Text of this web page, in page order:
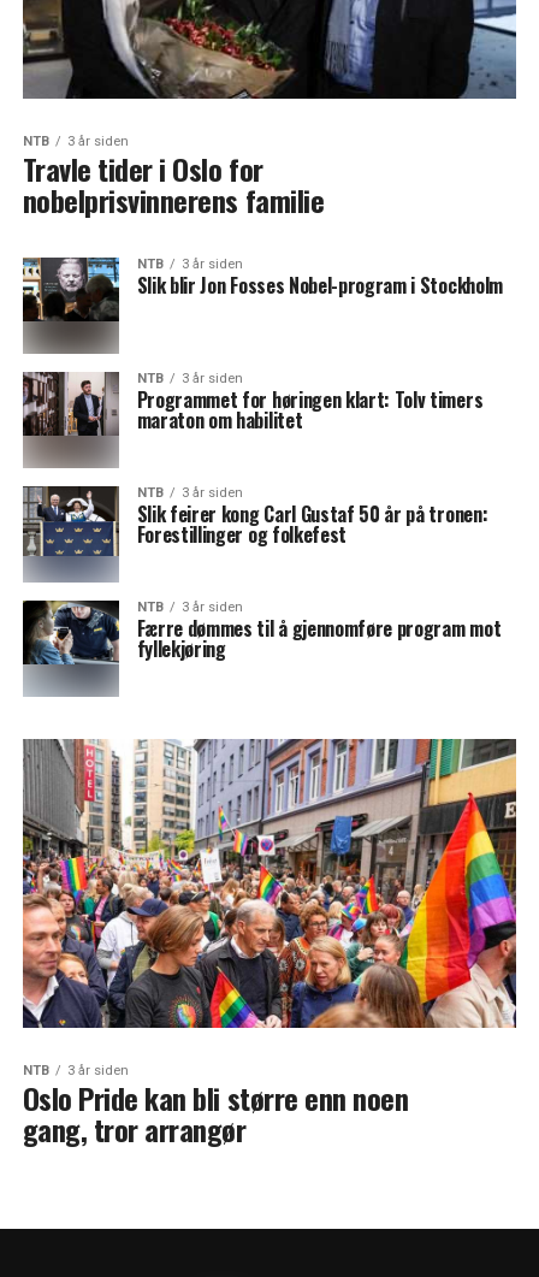
NTB 3 år siden
Travle tider i Oslo for
nobelprisvinnerens familie
NTB 3 år siden
Slik blir Jon Fosses Nobel-program i Stockholm
NTB 3 år siden
Programmet for høringen klart: Tolv timers
maraton om habilitet
NTB 3 år siden
Slik feirer kong Carl Gustaf 50 år på tronen:
Forestillinger og folkefest
NTB 3 år siden
Færre dømmes til å gjennomføre program mot
fyllekjøring
NTB 3 år siden
Oslo Pride kan bli større enn noen
gang, tror arrangør